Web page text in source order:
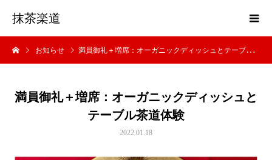
抹茶楽道
お知らせ 満員御礼＋増席：オーガニックディッシュとテーブル茶道体験
満員御礼＋増席：オーガニックディッシュと
テーブル茶道体験
2022.01.18